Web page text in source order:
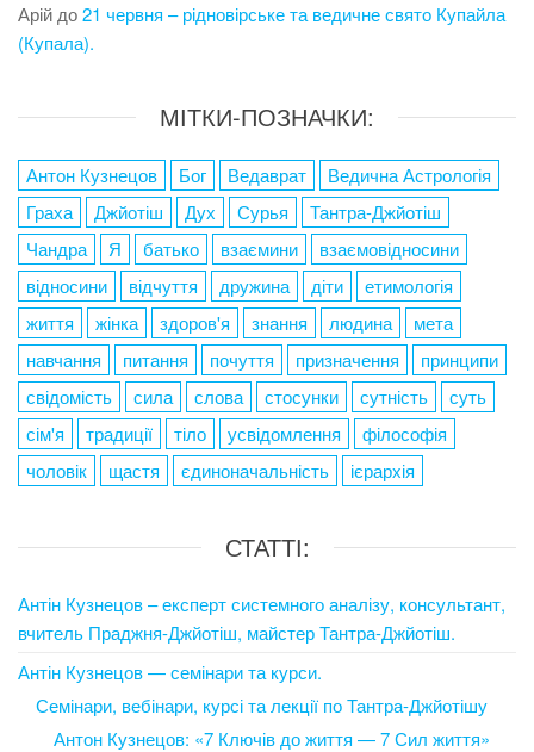
Арій до21 червня – рідновірське та ведичне свято Купайла
(Купала).
МІТКИ-ПОЗНАЧКИ:
Антон Кузнецов Бог Ведаврат
Ведична Астрологія
Граха
Джйотіш Дух Сурья
Тантра-Джйотіш
Чандра
Я батько взаємини
взаємовідносини
відносини
відчуття дружина діти
етимологія
життя
жінка здоров'я знання людина
мета
навчання
питання почуття призначення
принципи
свідомість
сила слова стосунки сутність
суть
сім'я
традиції тіло усвідомлення
філософія
чоловік
щастя єдиноначальність ієрархія
СТАТТІ:
Антін Кузнецов – експерт системного аналізу, консультант,
вчитель Праджня-Джйотіш, майстер Тантра-Джйотіш.
Антін Кузнецов — семінари та курси.
Семінари, вебінари, курсі та лекції по Тантра-Джйотішу
Антон Кузнецов: «7 Ключів до життя — 7 Сил життя»